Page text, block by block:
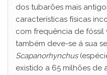
dos tubarões mais
características físicas
com frequência de fóssil
também deve-se á sua
Scapanorhynchus
existido a 65 milhões de